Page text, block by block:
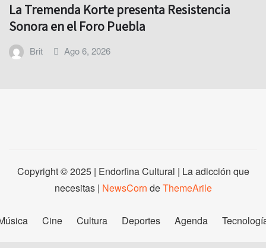
La Tremenda Korte presenta Resistencia
Sonora en el Foro Puebla
Brit Ago 6, 2026
Copyright © 2025 | Endorfina Cultural | La adicción que
necesitas | NewsCorn deThemeArile
Cine Cultura Deportes Agenda